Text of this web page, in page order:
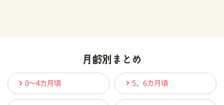
0〜4カ月頃 5、6カ月頃